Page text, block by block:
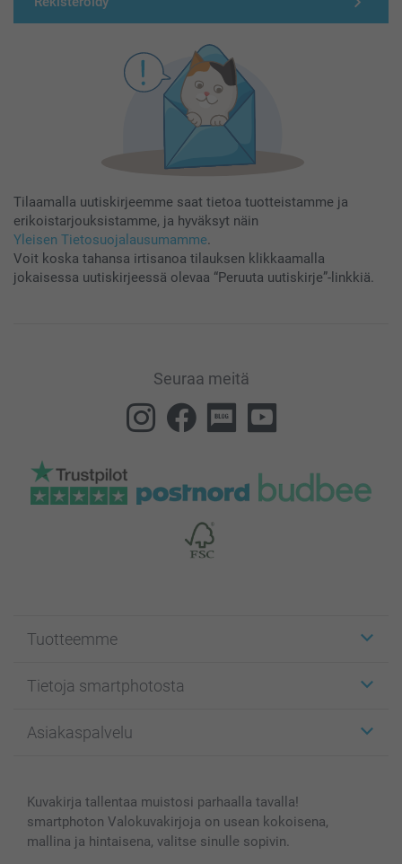
Tilaamalla uutiskirjeemme saat tietoa tuotteistamme ja
erikoistarjouksistamme, ja hyväksyt näin
Yleisen Tietosuojalausumamme.
Voit koska tahansa irtisanoa tilauksen klikkaamalla
jokaisessa uutiskirjeessä olevaa “Peruuta uutiskirje”-linkkiä.
Seuraa meitä
Tuotteemme
Kuvakortit
Kuvakirjat
Kännykkä & Tabletti
MyNameBook
Tietoja smartphotosta
Affiliate ohjelma
Sivukartta
Ehdot/takuut
Asiakaspalvelu
smartbonus
Hinnat & maksutavat
Kuvakirja tallentaa muistosi parhaalla tavalla!
smartphoton Valokuvakirjoja on usean kokoisena,
mallina ja hintaisena, valitse sinulle sopivin.